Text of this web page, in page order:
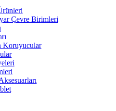
Çevre Birimleri
Koruyucular